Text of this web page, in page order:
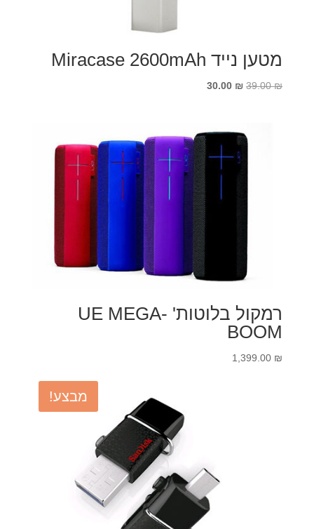
מטען נייד Miracase 2600mAh
39.00₪
המחיר
39.00 ₪.
30.00 ₪
המחיר
30.00 ₪.
רמקול בלוטות' UE MEGA-
BOOM
1,399.00 ₪
מבצע!